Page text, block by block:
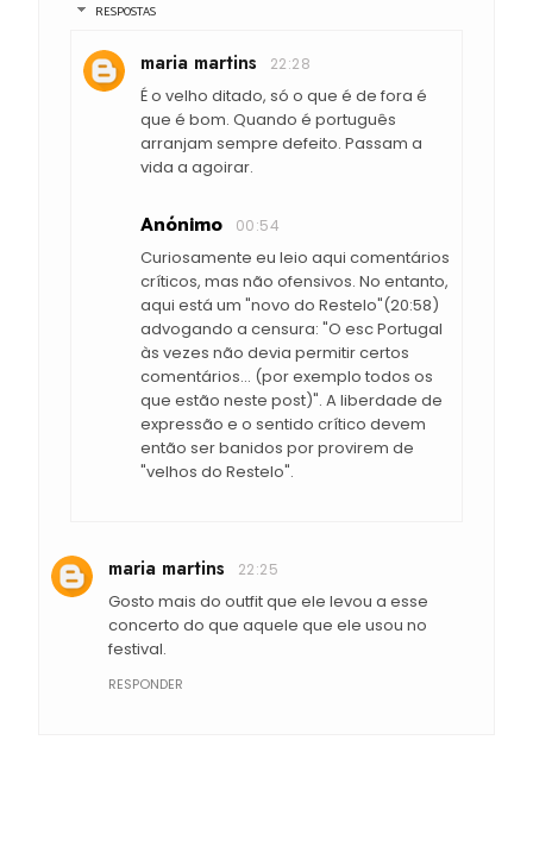
RESPOSTAS
maria martins 22:28
É o velho ditado, só o que é de fora é
que é bom. Quando é português
arranjam sempre defeito. Passam a
vida a agoirar.
Anónimo 00:54
Curiosamente eu leio aqui comentários
críticos, mas não ofensivos. No entanto,
aqui está um "novo do Restelo"(20:58)
advogando a censura: "O esc Portugal
às vezes não devia permitir certos
comentários... (por exemplo todos os
que estão neste post)". A liberdade de
expressão e o sentido crítico devem
então ser banidos por provirem de
"velhos do Restelo".
maria martins 22:25
Gosto mais do outfit que ele levou a esse
concerto do que aquele que ele usou no
festival.
RESPONDER